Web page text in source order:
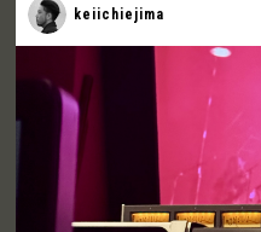
keiichiejima